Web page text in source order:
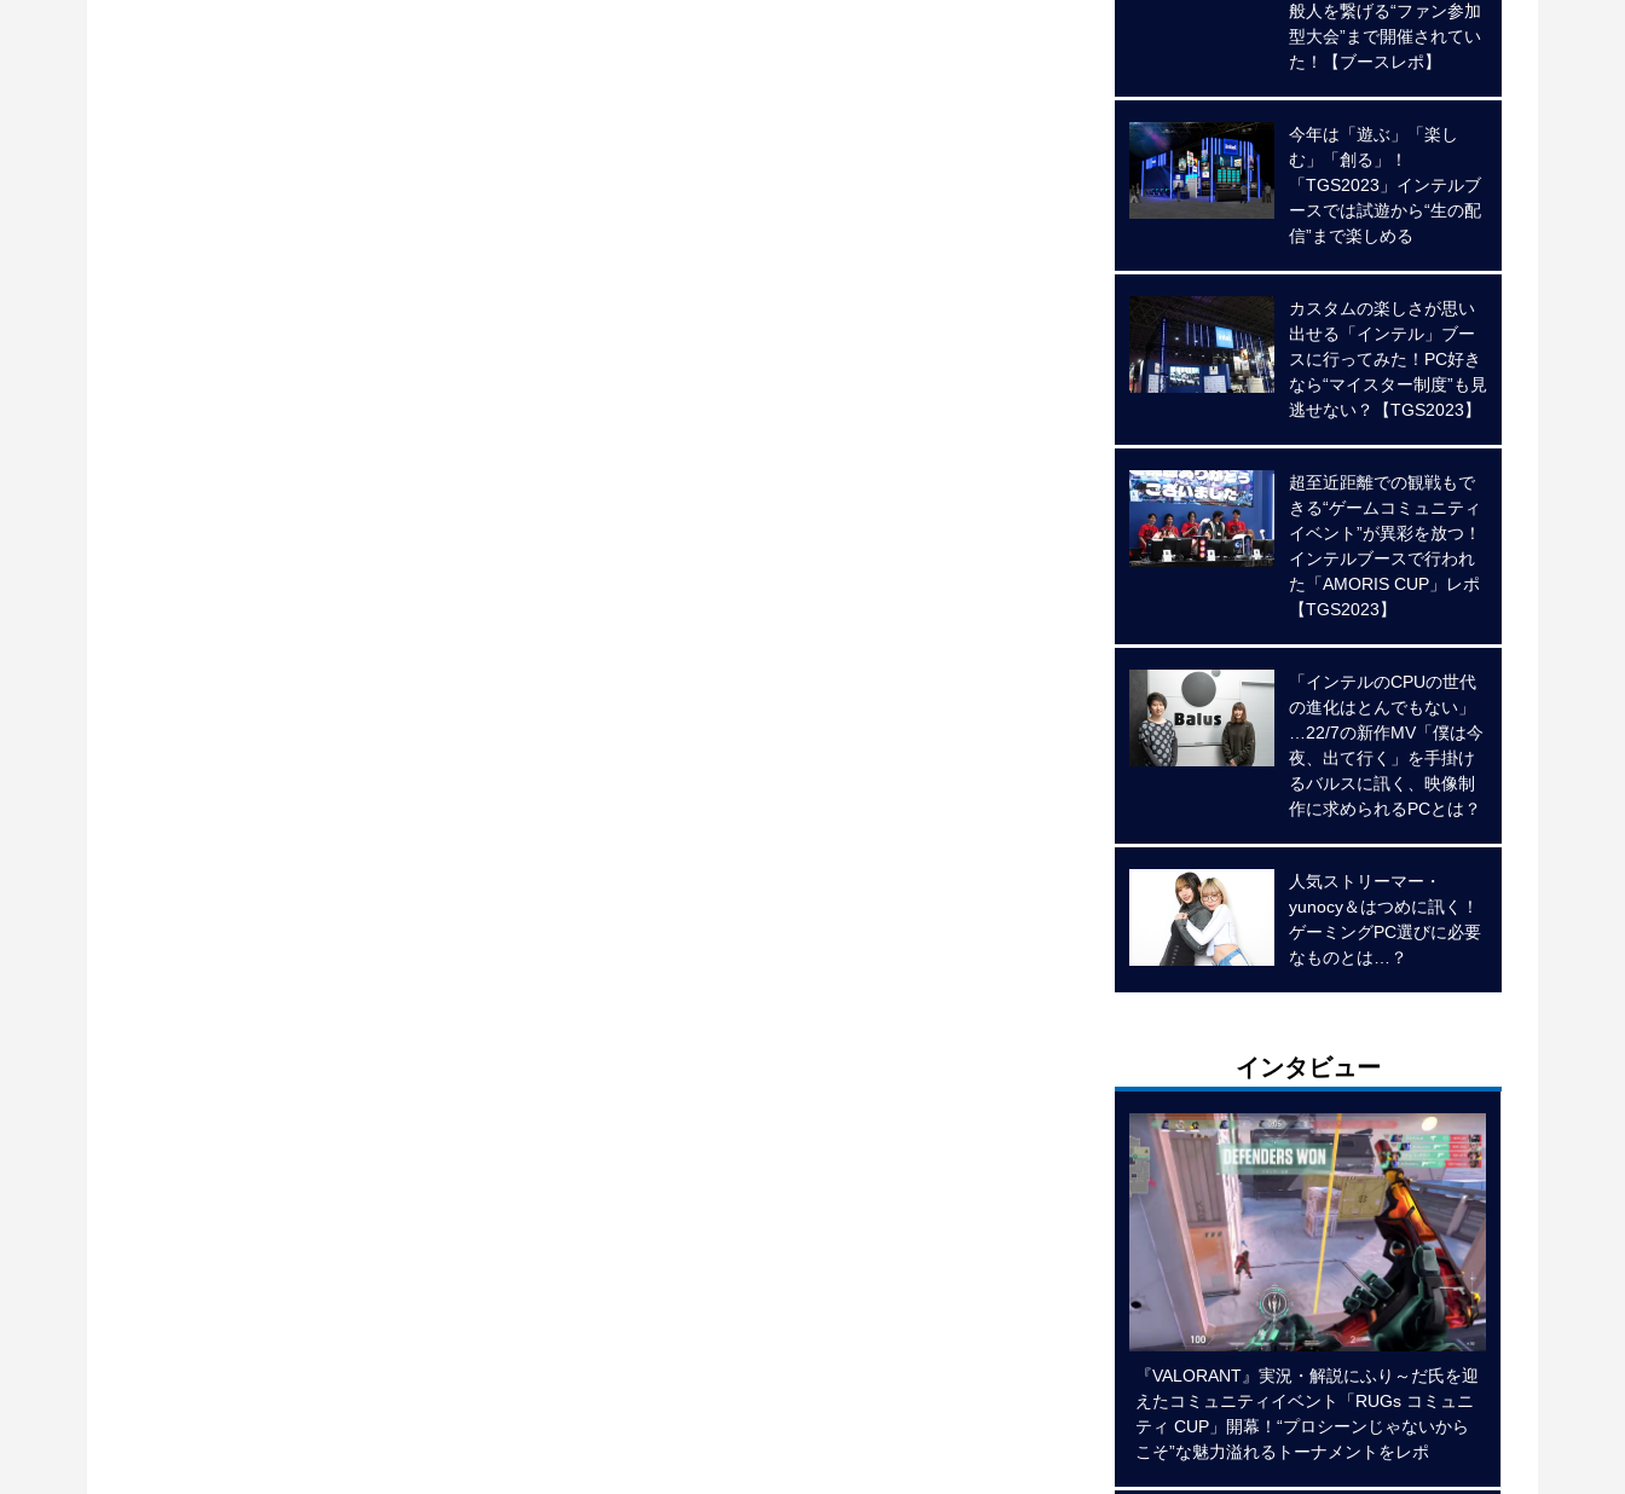
般人を繋げる“ファン参加
型大会”まで開催されてい
た！【ブースレポ】
今年は「遊ぶ」「楽し
む」「創る」！
「TGS2023」インテルブ
ースでは試遊から“生の配
信”まで楽しめる
カスタムの楽しさが思い
出せる「インテル」ブー
スに行ってみた！PC好き
なら“マイスター制度”も見
逃せない？【TGS2023】
超至近距離での観戦もで
きる“ゲームコミュニティ
イベント”が異彩を放つ！
インテルブースで行われ
た「AMORIS CUP」レポ
【TGS2023】
「インテルのCPUの世代
の進化はとんでもない」
…22/7の新作MV「僕は今
夜、出て行く」を手掛け
るバルスに訊く、映像制
作に求められるPCとは？
人気ストリーマー・
yunocy＆はつめに訊く！
ゲーミングPC選びに必要
なものとは…？
インタビュー
『VALORANT』実況・解説にふり～だ氏を迎
えたコミュニティイベント「RUGs コミュニ
ティ CUP」開幕！“プロシーンじゃないから
こそ”な魅力溢れるトーナメントをレポ